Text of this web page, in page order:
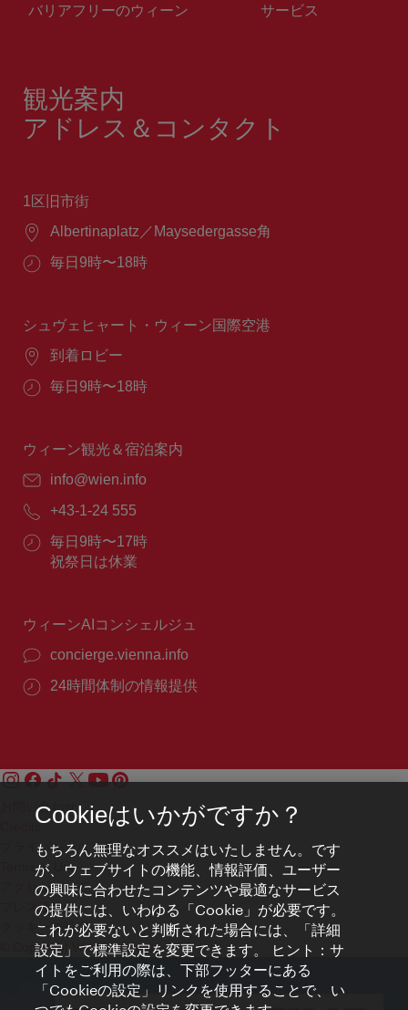
バリアフリーのウィーン サービス
観光案内
アドレス＆コンタクト
1区旧市街
場
所：
Albertinaplatz／Maysedergasse角
営
間：
毎日9時〜18時
シュヴェヒャート・ウィーン国際空港
場
所：
到着ロビー
営
間：
毎日9時〜18時
ウィーン観光＆宿泊案内
E
ー
ル：
info@wien.info
電
話
番
号：
+43-1-24 555
営
業
毎日9時〜17時
祝祭日は休業
ウィーンAIコンシェルジュ
concierge.vienna.info
24時間体制の情報提供
お問い合わせ
Credits
プライバシーポリシー
Terms of Use
アクセシビリティ
プレス連絡先
クッキーの設定
© Copyright WienTourismus
Cookieはいかがですか？
もちろん無理なオススメはいたしません。です
が、ウェブサイトの機能、情報評価、ユーザー
の興味に合わせたコンテンツや最適なサービス
の提供には、いわゆる「Cookie」が必要です。
これが必要ないと判断された場合には、「詳細
設定」で標準設定を変更できます。 ヒント：サ
イトをご利用の際は、下部フッターにある
「Cookieの設定」リンクを使用することで、い